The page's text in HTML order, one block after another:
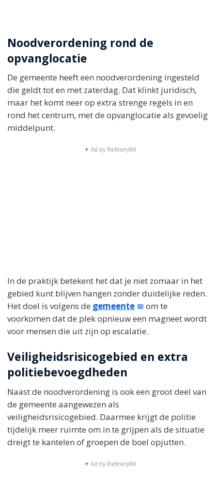
Noodverordening rond de
opvanglocatie
De gemeente heeft een noodverordening ingesteld
die geldt tot en met zaterdag. Dat klinkt juridisch,
maar het komt neer op extra strenge regels in en
rond het centrum, met de opvanglocatie als gevoelig
middelpunt.
▼ Ad by Refinery89
In de praktijk betekent het dat je niet zomaar in het
gebied kunt blijven hangen zonder duidelijke reden.
Het doel is volgens de gemeente
om te
voorkomen dat de plek opnieuw een magneet wordt
voor mensen die uit zijn op escalatie.
Veiligheidsrisicogebied en extra
politiebevoegdheden
Naast de noodverordening is ook een groot deel van
de gemeente aangewezen als
veiligheidsrisicogebied. Daarmee krijgt de politie
tijdelijk meer ruimte om in te grijpen als de situatie
dreigt te kantelen of groepen de boel opjutten.
▼ Ad by Refinery89